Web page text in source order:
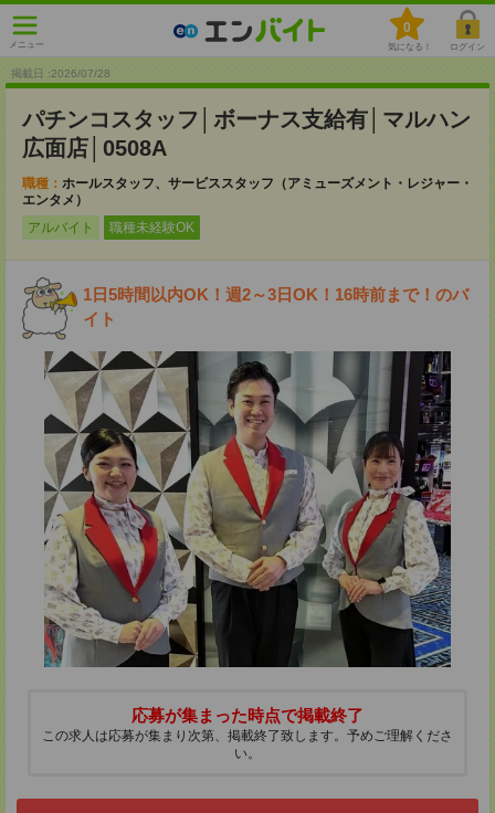
メニュー
0
気になる！ ログイン
掲載日 :2026/07/28
パチンコスタッフ│ボーナス支給有│マルハン
広面店│0508A
職種： ホールスタッフ、サービススタッフ（アミューズメント・レジャー・
エンタメ）
アルバイト
職種未経験OK
1日5時間以内OK！週2～3日OK！16時前まで！のバ
イト
応募が集まった時点で掲載終了
この求人は応募が集まり次第、掲載終了致します。予めご理解くださ
い。